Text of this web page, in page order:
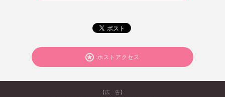
ホストアクセス
【広 告】